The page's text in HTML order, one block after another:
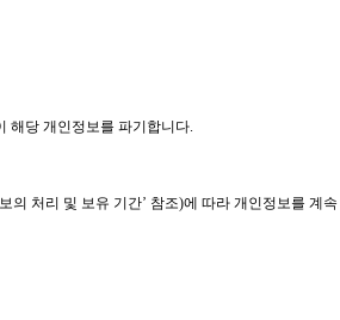
해당 개인정보를 파기합니다
의 처리 및 보유 기간’ 참조)에 따라 개인정보를 계